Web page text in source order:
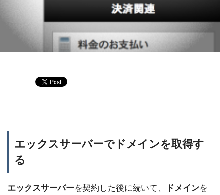
エックスサーバーでドメインを取得す
る
エックスサーバーを契約した後に続いて、 ドメインを